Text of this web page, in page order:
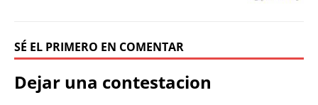
SÉ EL PRIMERO EN COMENTAR
Dejar una contestacion